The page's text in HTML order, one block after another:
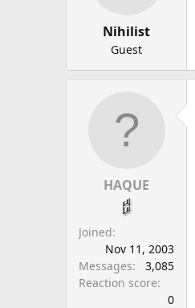
r
Nihilist
Guest
HAQUE
Joined
Nov 11, 2003
Messages
3,085
Reaction score
0